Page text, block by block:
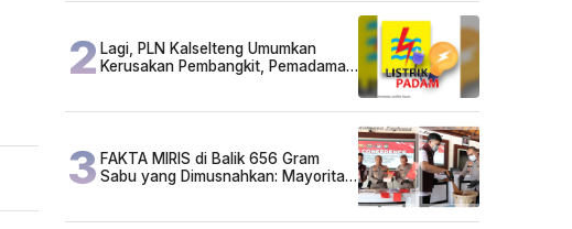
2 Lagi, PLN Kalselteng Umumkan
Kerusakan Pembangkit, Pemadaman
3 FAKTA MIRIS di Balik 656 Gram
Sabu yang Dimusnahkan: Mayoritas